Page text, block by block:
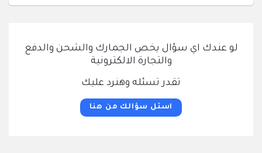
لو عندك اي سؤال يخص الجمارك والشحن والدفع
والتجارة الالكترونية
تقدر تسئله وهنرد عليك
اسئل سؤالك من هنا